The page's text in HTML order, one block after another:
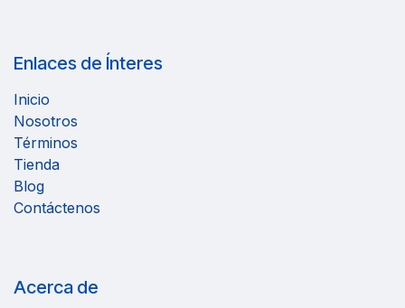
Enlaces de Ínteres
Inicio
Nosotros
Términos
Tienda
Blog
Contáctenos
Acerca de